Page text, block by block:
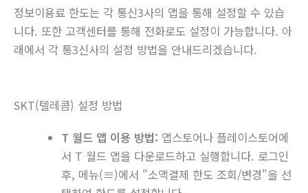
정보이용료 한도는 각 통신3사의 앱을 통해 설정할 수 있습
니다. 또한 고객센터를 통해 전화로도 설정이 가능합니다. 아
래에서 각 통3신사의 설정 방법을 안내드리겠습니다.
SKT(텔레콤) 설정 방법
T 월드 앱 이용 방법: 앱스토어나 플레이스토어에
서 T 월드 앱을 다운로드하고 실행합니다. 로그인
후, 메뉴(≡)에서 "소액결제 한도 조회/변경"을 선